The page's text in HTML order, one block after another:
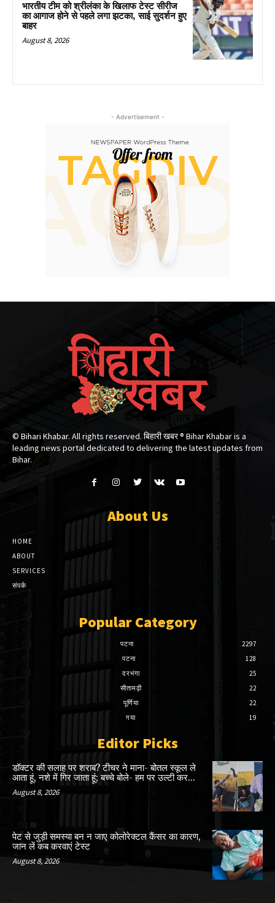
भारतीय टीम को श्रीलंका के खिलाफ टेस्ट सीरीज
का आगाज होने से पहले लगा झटका, साई सुदर्शन हुए
बाहर
August 8, 2026
- Advertisement -
© Bihari Khabar. All rights reserved. बिहारी खबर ®​ Bihar Khabar is a
leading news portal dedicated to delivering the latest updates from
Bihar.
About Us
HOME
ABOUT
SERVICES
संपर्क
Popular Category
पटना
2297
पटना
128
दरभंगा
25
सीतामढ़ी
22
पूर्णिया
22
गया
19
Editor Picks
डॉक्टर की सलाह पर शराब? टीचर ने माना- बोतल स्कूल ले
आता हूं, नशे में गिर जाता हूं; बच्चे बोले- हम पर उल्टी कर...
August 8, 2026
पेट से जुड़ी समस्या बन न जाए कोलोरेक्टल कैंसर का कारण,
जान लें कब करवाएं टेस्ट
August 8, 2026